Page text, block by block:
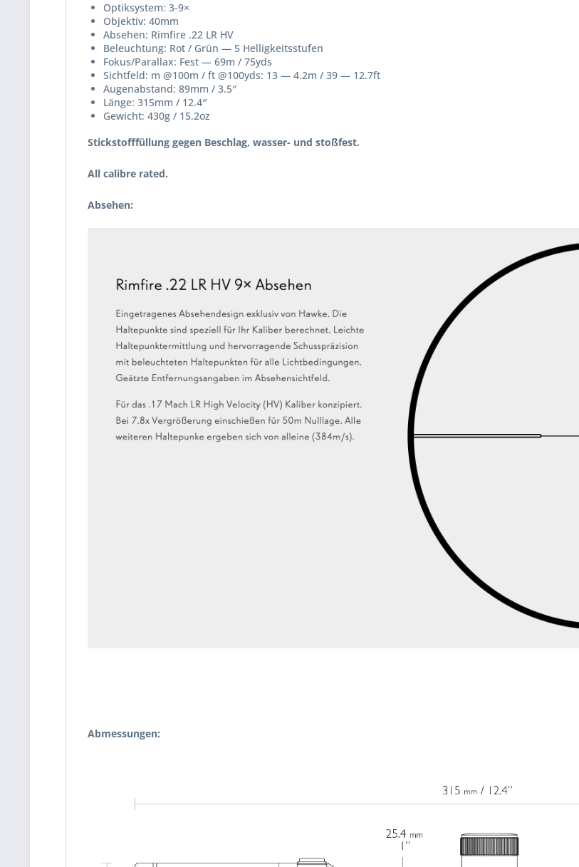
Optiksystem: 3-9×
Objektiv: 40mm
Absehen: Rimfire .22 LR HV
Beleuchtung: Rot / Grün — 5 Helligkeitsstufen
Fokus/Parallax: Fest — 69m / 75yds
Sichtfeld: m @100m / ft @100yds: 13 — 4.2m / 39 — 12.7ft
Augenabstand: 89mm / 3.5″
Länge: 315mm / 12.4″
Gewicht: 430g / 15.2oz
Stickstofffüllung gegen Beschlag, wasser- und stoßfest.
All calibre rated.
Absehen:
Abmessungen: